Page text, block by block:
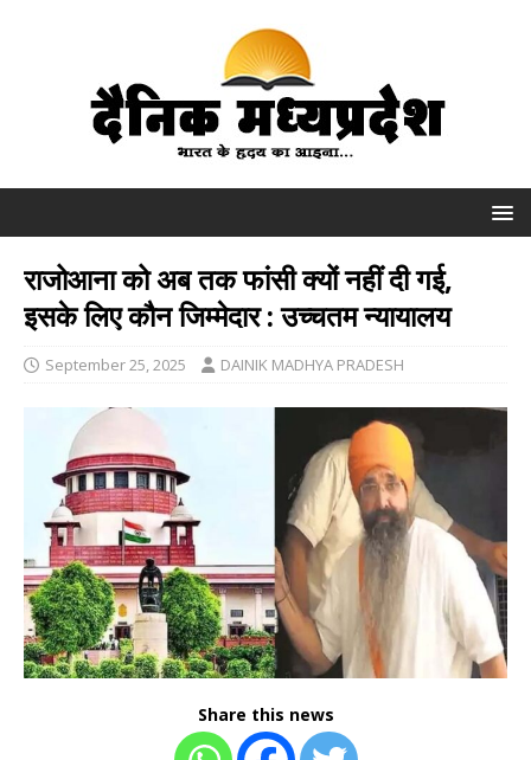
राजोआना को अब तक फांसी क्यों नहीं दी गई,
इसके लिए कौन जिम्मेदार : उच्चतम न्यायालय
September 25, 2025 DAINIK MADHYA PRADESH
Share this news